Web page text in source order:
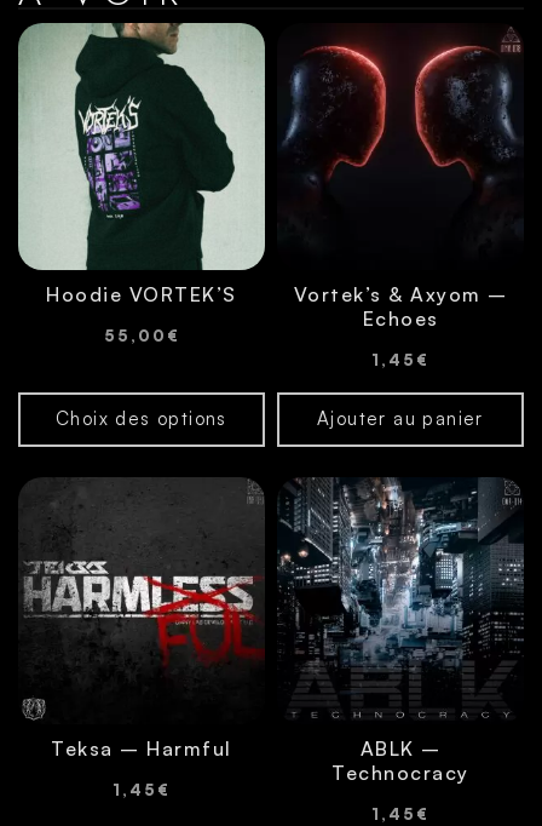
Hoodie VORTEK’S
55,00 €
Choix des options
Vortek’s & Axyom –
Echoes
1,45 €
Ajouter au panier
Teksa – Harmful
1,45 €
ABLK –
Technocracy
1,45 €